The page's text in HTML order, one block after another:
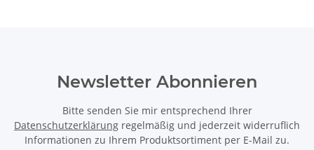
Newsletter Abonnieren
Bitte senden Sie mir entsprechend Ihrer
Datenschutzerklärung regelmäßig und jederzeit widerruflich
Informationen zu Ihrem Produktsortiment per E-Mail zu.